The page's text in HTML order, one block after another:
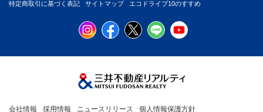
特定商取引に基づく表記
サイトマップ エコドライブ10のすすめ
会社情報 採用情報 ニュースリリース 個人情報保護方針